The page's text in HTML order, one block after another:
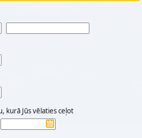
kurā Jūs vēlaties ceļot